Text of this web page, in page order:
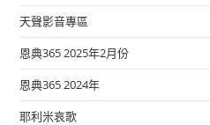
天聲影音專區
恩典365 2025年2月份
恩典365 2024年
耶利米哀歌